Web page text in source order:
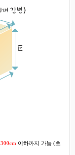
300cm 이하까지 가능 (초